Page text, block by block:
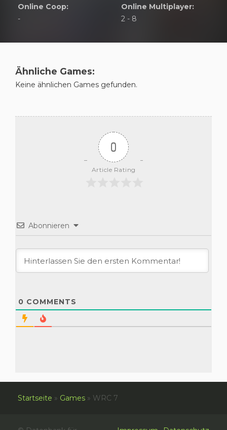
Online Coop:
-
Online Multiplayer:
2 - 8
Ähnliche Games:
Keine ähnlichen Games gefunden.
0
Article Rating
Abonnieren
0 COMMENTS
Startseite » Games » WRC 7